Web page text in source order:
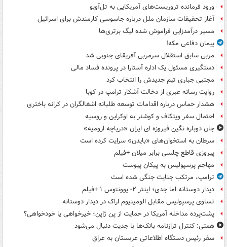
ورود فرمانده تروریست‌های آمریکایی به تل‌آویو
آغاز تحقیقات سازمان ملل درباره جاسوسی کارمندش برای اسرائیل
مسیر درآمدزایی فراموش شده لیگ برتری‌ها
پیمان دفاعی مکه!
مربی سابق استقلال سرمربی آفریقای جنوبی شد
دستگیری مسئول یک اداره آستارا در پرونده فساد مالی
مجتبی جباری تیم جدیدش را انتخاب کرد
روایت رسانه عبری از دخالت آشکار ترامپ در کوبا
هشدار حماس درباره اقدامات توسعه طلبانه اشغالگران در کرانه باختری
احتمال سفر ویتکاف و کوشنر به اوکراین و روسیه
جان دوباره نگین فیروزه ای ایران «دریاچه ارومیه»
سرطان به استخوان‌های «بایدن» سرایت کرده است
پیروزی قاطع چلسی برابر میلان +فیلم
مهاجم پرسپولیس به پیکان پیوست
ترامپ، مرتکب جنایت جنگی شده است
دیدار دوستانه اما جدی؛ اینتر ۲- یوونتوس ۱ +فیلم
تساوی پرسپولیس مقابل الومینیوم اراک در دیدار دوستانه
پشت‌پرده مداخله آمریکا در حمایت از یِن ژاپن؛ خیرخواهی یا خودخواهی؟
همتی: کنترل ترازنامه بانک‌ها با جدیت دنبال می‌شود
سفر رئیس دستگاه اطلاعاتی عربستان به عراق